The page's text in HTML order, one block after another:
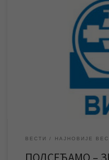
У четвртак ће, због радова на
бунарске пумпе на изворишту,
водоснабдевања на
прекиди су у времену од 8,30
часова. Више информација у
четвртак, 14. новембра,
ВЕСТИ НАЈНОВИЈЕ